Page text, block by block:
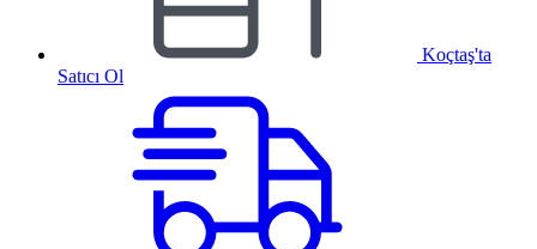
Koçtaş'ta
Satıcı Ol